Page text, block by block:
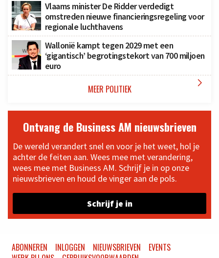
Vlaams minister De Ridder verdedigt
omstreden nieuwe financieringsregeling voor
regionale luchthavens
Wallonië kampt tegen 2029 met een
‘gigantisch’ begrotingstekort van 700 miljoen
euro
MEER POLITIEK 
Ontvang de Business AM nieuwsbrieven
De wereld verandert snel en voor je het weet, hol je
achter de feiten aan. Wees mee met verandering,
wees mee met Business AM. Schrijf je in op onze
nieuwsbrieven en houd de vinger aan de pols.
Schrijf je in
ABONNEREN INLOGGEN NIEUWSBRIEVEN
EVENTS